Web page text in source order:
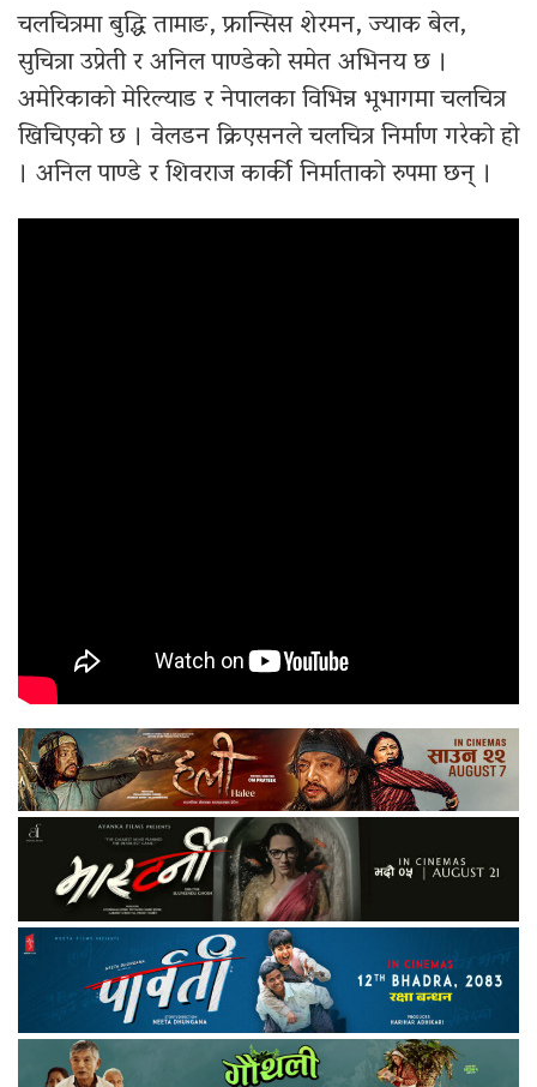
चलचित्रमा बुद्धि तामाङ, फ्रान्सिस शेरमन, ज्याक बेल,
सुचित्रा उप्रेती र अनिल पाण्डेको समेत अभिनय छ ।
अमेरिकाको मेरिल्याड र नेपालका विभिन्न भूभागमा चलचित्र
खिचिएको छ । वेलडन क्रिएसनले चलचित्र निर्माण गरेको हो
। अनिल पाण्डे र शिवराज कार्की निर्माताको रुपमा छन् ।